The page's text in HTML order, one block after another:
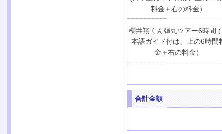
料金＋右の料金）
櫻井翔くん弾丸ツアー6時間 (
本語ガイド付は、上の6時間
金＋右の料金）
合計金額